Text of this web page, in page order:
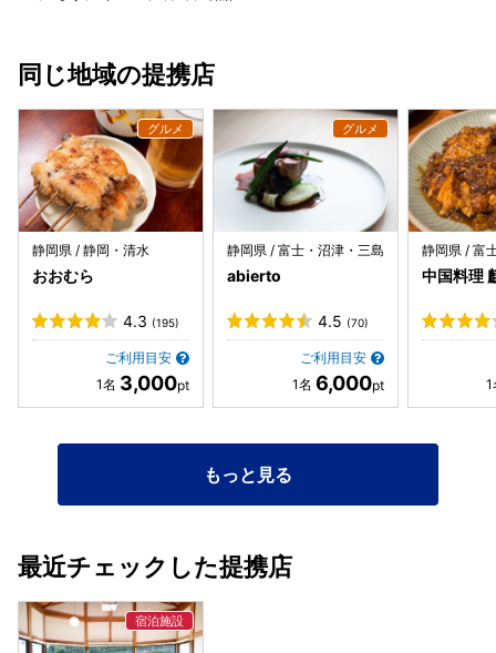
同じ地域の提携店
静岡県 / 静岡・清水
おおむら
4.3 (195)
ご利用目安
3,000
静岡県 / 富士・沼津・三島
abierto
4.5 (70)
ご利用目安
6,000
静岡県 / 富
中国料理
もっと見る
最近チェックした提携店